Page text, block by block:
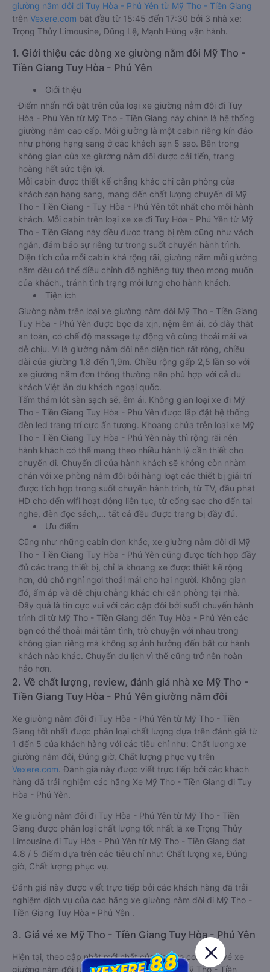
giường nằm đôi đi Tuy Hòa - Phú Yên từ Mỹ Tho - Tiền Giang
trên Vexere.com bắt đầu từ 15:45 đến 17:30 bởi 3 nhà xe:
Trọng Thủy Limousine, Dũng Lệ, Mạnh Hùng vận hành.
1. Giới thiệu các dòng xe giường nằm đôi Mỹ Tho -
Tiền Giang Tuy Hòa - Phú Yên
Giới thiệu
Điểm nhấn nổi bật trên của loại xe giường nằm đôi đi Tuy
Hòa - Phú Yên từ Mỹ Tho - Tiền Giang này chính là hệ thống
giường nằm cao cấp. Mỗi giường là một cabin riêng kín đáo
như phòng hạng sang ở các khách sạn 5 sao. Bên trong
không gian của xe giường nằm đôi được cải tiến, trang
hoàng hết sức tiện lợi.
Mỗi cabin được thiết kế chẳng khác chi căn phòng của
khách sạn hạng sang, mang đến chất lượng chuyến đi Mỹ
Tho - Tiền Giang - Tuy Hòa - Phú Yên tốt nhất cho mỗi hành
khách. Mỗi cabin trên loại xe xe đi Tuy Hòa - Phú Yên từ Mỹ
Tho - Tiền Giang này đều được trang bị rèm cũng như vách
ngăn, đảm bảo sự riêng tư trong suốt chuyến hành trình.
Diện tích của mỗi cabin khá rộng rãi, giường nằm mỗi giường
nằm đều có thể điều chỉnh độ nghiêng tùy theo mong muốn
của khách., tránh tình trạng mỏi lưng cho hành khách.
Tiện ích
Giường nằm trên loại xe giường nằm đôi Mỹ Tho - Tiền Giang
Tuy Hòa - Phú Yên được bọc da xịn, nệm êm ái, có dây thắt
an toàn, có chế độ massage tự động vô cùng thoải mái và
dễ chịu. Vì là giường nằm đôi nên diện tích rất rộng, chiều
dài của giường 1,8 đến 1,9m. Chiều rộng gấp 2,5 lần so với
xe giường nằm đơn thông thường nên phù hợp với cả du
khách Việt lẫn du khách ngoại quốc.
Tấm thảm lót sàn sạch sẽ, êm ái. Không gian loại xe đi Mỹ
Tho - Tiền Giang Tuy Hòa - Phú Yên được lắp đặt hệ thống
đèn led trang trí cực ấn tượng. Khoang chứa trên loại xe Mỹ
Tho - Tiền Giang Tuy Hòa - Phú Yên này thì rộng rãi nên
hành khách có thể mang theo nhiều hành lý cần thiết cho
chuyến đi. Chuyến đi của hành khách sẽ không còn nhàm
chán với xe phòng nằm đôi bởi hàng loạt các thiết bị giải trí
được tích hợp trong suốt chuyến hành trình, từ TV, đầu phát
HD cho đến wifi hoạt động liên tục, từ cổng sạc cho đến tai
nghe, đèn đọc sách,… tất cả đều được trang bị đầy đủ.
Ưu điểm
Cũng như những cabin đơn khác, xe giường nằm đôi đi Mỹ
Tho - Tiền Giang Tuy Hòa - Phú Yên cũng được tích hợp đầy
đủ các trang thiết bị, chỉ là khoang xe được thiết kế rộng
hơn, đủ chỗ nghỉ ngơi thoải mái cho hai người. Không gian
đó, ấm áp và dễ chịu chẳng khác chi căn phòng tại nhà.
Đây quả là tin cực vui với các cặp đôi bởi suốt chuyến hành
trình đi từ Mỹ Tho - Tiền Giang đến Tuy Hòa - Phú Yên các
bạn có thể thoải mái tâm tình, trò chuyện với nhau trong
không gian riêng mà không sợ ảnh hưởng đến bất cứ hành
khách nào khác. Chuyến du lịch vì thế cũng trở nên hoàn
hảo hơn.
2. Về chất lượng, review, đánh giá nhà xe Mỹ Tho -
Tiền Giang Tuy Hòa - Phú Yên giường nằm đôi
Xe giường nằm đôi đi Tuy Hòa - Phú Yên từ Mỹ Tho - Tiền
Giang tốt nhất được phân loại chất lượng dựa trên đánh giá từ
1 đến 5 của khách hàng với các tiêu chí như: Chất lượng xe
giường nằm đôi, Đúng giờ, Chất lượng phục vụ trên
Vexere.com. Đánh giá này được viết trực tiếp bởi các khách
hàng đã trải nghiệm các hãng Xe Mỹ Tho - Tiền Giang đi Tuy
Hòa - Phú Yên.
Xe giường nằm đôi đi Tuy Hòa - Phú Yên từ Mỹ Tho - Tiền
Giang được phân loại chất lượng tốt nhất là xe Trọng Thủy
Limousine đi Tuy Hòa - Phú Yên từ Mỹ Tho - Tiền Giang đạt
4.8 / 5 điểm dựa trên các tiêu chí như: Chất lượng xe, Đúng
giờ, Chất lượng phục vụ.
Đánh giá này được viết trực tiếp bởi các khách hàng đã trải
nghiệm dịch vụ của các hãng xe giường nằm đôi đi Mỹ Tho -
Tiền Giang Tuy Hòa - Phú Yên .
3. Giá vé xe Mỹ Tho - Tiền Giang Tuy Hòa - Phú Yên
Hiện tại, theo cập nhật mới nhất của Vexere.com, giá vé xe
giường nằm đôi tuyến Tuy Hòa - Phú Yên - Mỹ Tho - Tiền